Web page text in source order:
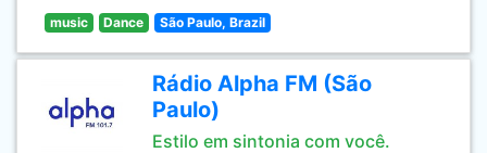
music Dance São Paulo, Brazil
Rádio Alpha FM (São
Paulo)
Estilo em sintonia com você.